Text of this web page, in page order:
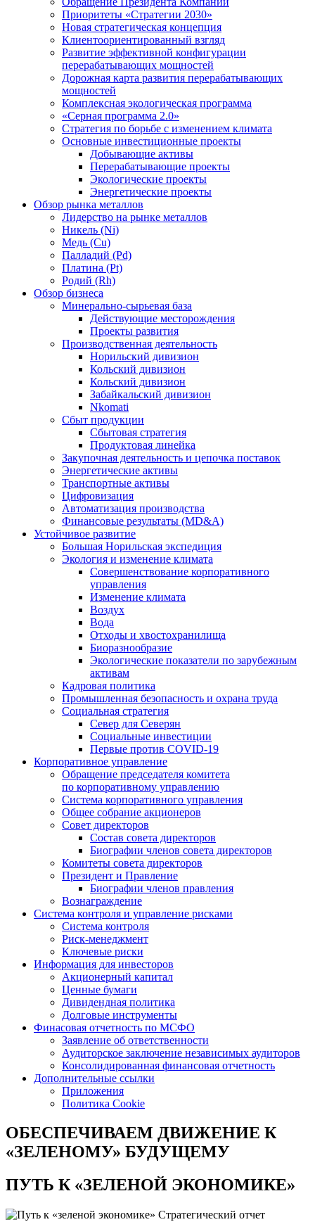
Приоритеты «Стратегии 2030»
Новая стратегическая концепция
Клиентоориентированный взгляд
Развитие эффективной конфигурации
перерабатывающих мощностей
Дорожная карта развития перерабатывающих
мощностей
Комплексная экологическая программа
«Серная программа 2.0»
Стратегия по борьбе с изменением климата
Основные инвестиционные проекты
Добывающие активы
Перерабатывающие проекты
Экологические проекты
Энергетические проекты
Обзор рынка металлов
Лидерство на рынке металлов
Никель (Ni)
Медь (Cu)
Палладий (Pd)
Платина (Pt)
Родий (Rh)
Обзор бизнеса
Минерально-сырьевая база
Действующие месторождения
Проекты развития
Производственная деятельность
Норильский дивизион
Кольский дивизион
Кольский дивизион
Забайкальский дивизион
Nkomati
Сбыт продукции
Сбытовая стратегия
Продуктовая линейка
Закупочная деятельность и цепочка поставок
Энергетические активы
Транспортные активы
Цифровизация
Автоматизация производства
Финансовые результаты (MD&A)
Устойчивое развитие
Большая Норильская экспедиция
Экология и изменение климата
Совершенствование корпоративного
управления
Изменение климата
Воздух
Вода
Отходы и хвостохранилища
Биоразнообразие
Экологические показатели по зарубежным
активам
Кадровая политика
Промышленная безопасность и охрана труда
Социальная стратегия
Север для Северян
Социальные инвестиции
Первые против COVID‑19
Корпоративное управление
Обращение председателя комитета
по корпоративному управлению
Система корпоративного управления
Общее собрание акционеров
Совет директоров
Состав совета директоров
Биографии членов совета директоров
Комитеты совета директоров
Президент и Правление
Биографии членов правления
Вознаграждение
Система контроля и управление рисками
Система контроля
Риск-менеджмент
Ключевые риски
Информация для инвесторов
Акционерный капитал
Ценные бумаги
Дивидендная политика
Долговые инструменты
Финасовая отчетность по МСФО
Заявление об ответственности
Аудиторское заключение независимых аудиторов
Консолидированная финансовая отчетность
Дополнительные ссылки
Приложения
Политика Cookie
ОБЕСПЕЧИВАЕМ ДВИЖЕНИЕ К
«ЗЕЛЕНОМУ» БУДУЩЕМУ
ПУТЬ К«ЗЕЛЕНОЙ ЭКОНОМИКЕ»
Стратегический отчет